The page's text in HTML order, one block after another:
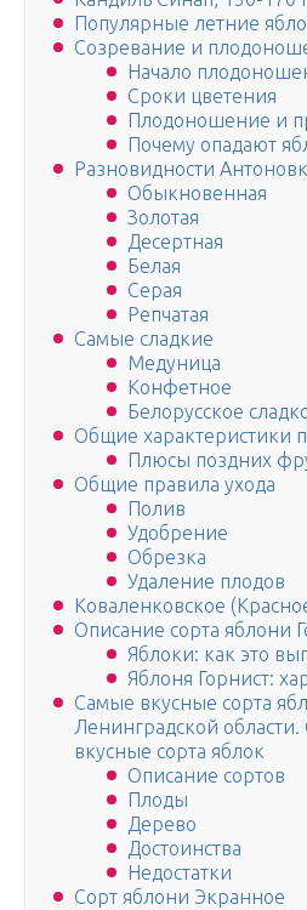
Популярные летние
Созревание и
Начало
Сроки цветения
Плодоношение и
Почему опадают
Разновидности
Обыкновенная
Золотая
Десертная
Белая
Серая
Репчатая
Самые сладкие
Медуница
Конфетное
Белорусское
Общие характеристики
Плюсы поздних
Общие правила ухода
Полив
Удобрение
Обрезка
Удаление плодов
Коваленковское
Описание сорта яблони
Яблоки: как это
Яблоня Горнист:
Самые вкусные сорта
Ленинградской
вкусные сорта яблок
Описание сортов
Плоды
Дерево
Достоинства
Недостатки
Сорт яблони Экранное